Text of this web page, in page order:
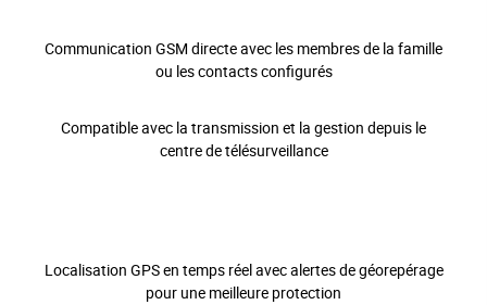
Communication GSM directe avec les membres de la famille
ou les contacts configurés
Compatible avec la transmission et la gestion depuis le
centre de télésurveillance
Localisation GPS en temps réel avec alertes de géorepérage
pour une meilleure protection